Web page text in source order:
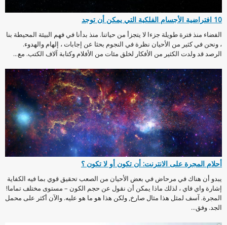
10 افتراضية الأجسام الفلكية التي يمكن أن توجد
الفضاء منذ فترة طويلة جزءا لا يتجزأ من حياتنا. منذ بدأنا في فهم البيئة المحيطة بنا
، ونحن في كثير من الأحيان نظرة في النجوم بحثا عن إجابات ، إلهام والهدوء.
الرصد قد ولدت الكثير من الأفكار لخلق مئات من الأفلام وكتابة آلاف الكتب. مع...
أحلام المجرة على الانترنت: أن تكون أو لا تكون ؟
يبدو أن هناك في مرحاض في بعض الأحيان من الصعب تحقيق قوي بما فيه الكفاية
إشارة واي فاي ، لذلك ماذا يمكن أن نقول عن حجم الكون – مستوى مختلف تماما!
المجرة. آسف لمثل هذا مثال صارخ, ولكن هذا هو ما هو عليه. والآن أكثر على محمل
الجد. وفق...